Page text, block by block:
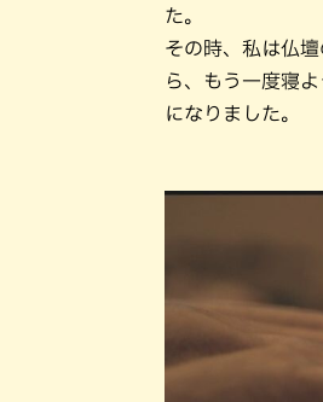
た。
その時、私は仏
ら、もう一度寝
になりました。